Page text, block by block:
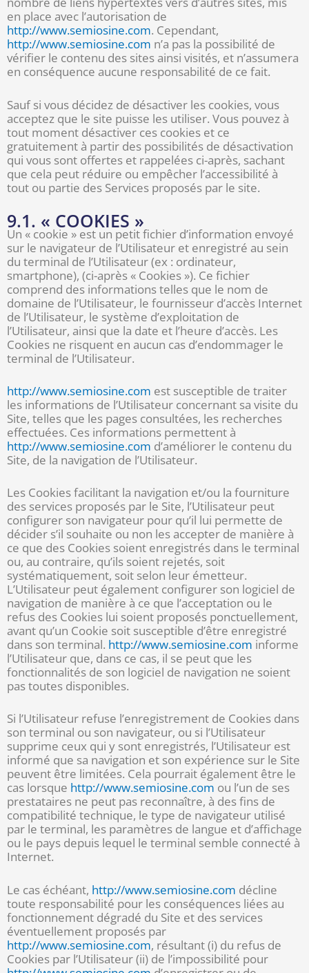
en place avec l’autorisation de
http://www.semiosine.com. Cependant,
http://www.semiosine.com n’a pas la possibilité de
vérifier le contenu des sites ainsi visités, et n’assumera
en conséquence aucune responsabilité de ce fait.
Sauf si vous décidez de désactiver les cookies, vous
acceptez que le site puisse les utiliser. Vous pouvez à
tout moment désactiver ces cookies et ce
gratuitement à partir des possibilités de désactivation
qui vous sont offertes et rappelées ci-après, sachant
que cela peut réduire ou empêcher l’accessibilité à
tout ou partie des Services proposés par le site.
9.1. « COOKIES »
Un « cookie » est un petit fichier d’information envoyé
sur le navigateur de l’Utilisateur et enregistré au sein
du terminal de l’Utilisateur (ex : ordinateur,
smartphone), (ci-après « Cookies »). Ce fichier
comprend des informations telles que le nom de
domaine de l’Utilisateur, le fournisseur d’accès Internet
de l’Utilisateur, le système d’exploitation de
l’Utilisateur, ainsi que la date et l’heure d’accès. Les
Cookies ne risquent en aucun cas d’endommager le
terminal de l’Utilisateur.
http://www.semiosine.com est susceptible de traiter
les informations de l’Utilisateur concernant sa visite du
Site, telles que les pages consultées, les recherches
effectuées. Ces informations permettent à
http://www.semiosine.com d’améliorer le contenu du
Site, de la navigation de l’Utilisateur.
Les Cookies facilitant la navigation et/ou la fourniture
des services proposés par le Site, l’Utilisateur peut
configurer son navigateur pour qu’il lui permette de
décider s’il souhaite ou non les accepter de manière à
ce que des Cookies soient enregistrés dans le terminal
ou, au contraire, qu’ils soient rejetés, soit
systématiquement, soit selon leur émetteur.
L’Utilisateur peut également configurer son logiciel de
navigation de manière à ce que l’acceptation ou le
refus des Cookies lui soient proposés ponctuellement,
avant qu’un Cookie soit susceptible d’être enregistré
dans son terminal. http://www.semiosine.com informe
l’Utilisateur que, dans ce cas, il se peut que les
fonctionnalités de son logiciel de navigation ne soient
pas toutes disponibles.
Si l’Utilisateur refuse l’enregistrement de Cookies dans
son terminal ou son navigateur, ou si l’Utilisateur
supprime ceux qui y sont enregistrés, l’Utilisateur est
informé que sa navigation et son expérience sur le Site
peuvent être limitées. Cela pourrait également être le
cas lorsque http://www.semiosine.com ou l’un de ses
prestataires ne peut pas reconnaître, à des fins de
compatibilité technique, le type de navigateur utilisé
par le terminal, les paramètres de langue et d’affichage
ou le pays depuis lequel le terminal semble connecté à
Internet.
Le cas échéant, http://www.semiosine.com décline
toute responsabilité pour les conséquences liées au
fonctionnement dégradé du Site et des services
éventuellement proposés par
http://www.semiosine.com, résultant (i) du refus de
Cookies par l’Utilisateur (ii) de l’impossibilité pour